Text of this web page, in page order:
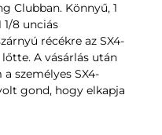
Clubban. Könnyű, 1
1/8 unciás
récékre az SX4-
A vásárlás után
személyes SX4-
gond, hogy elkapja